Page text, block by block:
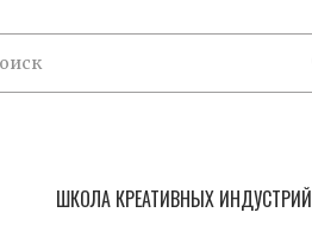
ШКОЛА КРЕАТИВНЫХ ИНДУСТРИЙ